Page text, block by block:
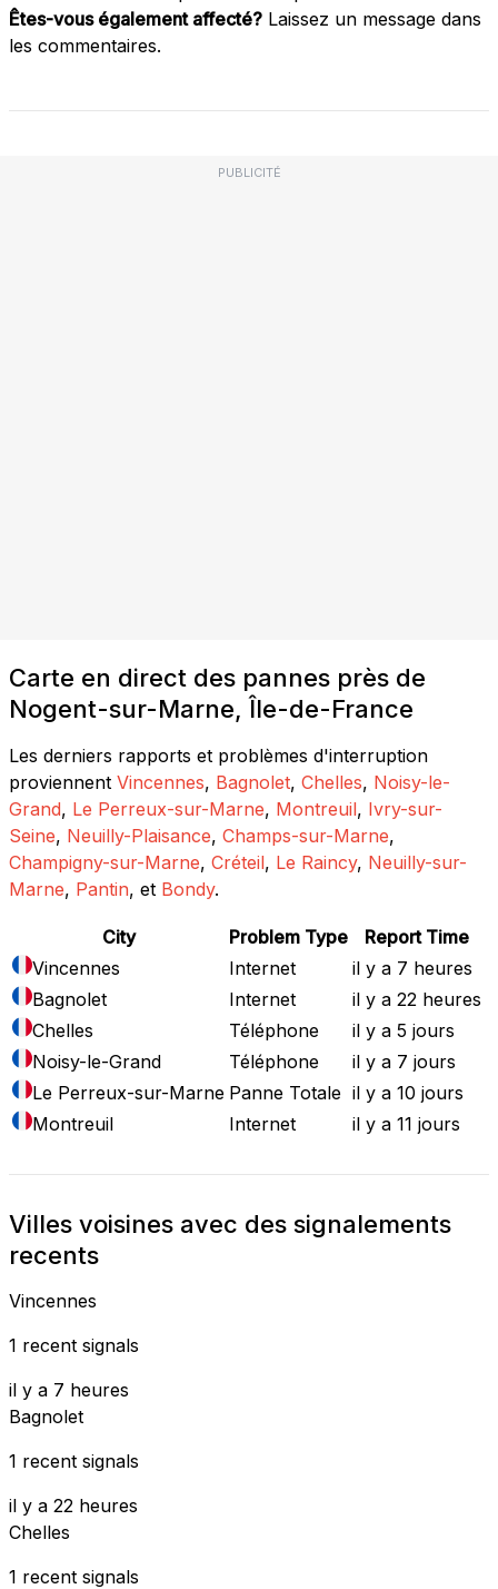
Êtes-vous également affecté? Laissez un message dans
les commentaires.
PUBLICITÉ
Carte en direct des pannes près de
Nogent-sur-Marne, Île-de-France
Les derniers rapports et problèmes d'interruption
proviennent Vincennes, Bagnolet, Chelles, Noisy-le-
Grand, Le Perreux-sur-Marne, Montreuil, Ivry-sur-
Seine, Neuilly-Plaisance, Champs-sur-Marne,
Champigny-sur-Marne, Créteil, Le Raincy, Neuilly-sur-
Marne, Pantin, et Bondy.
City Problem Type
Report Time
Vincennes
Internet
il y a 7 heures
Bagnolet
Internet
il y a 22 heures
Chelles
Téléphone
il y a 5 jours
Noisy-le-Grand
Téléphone
il y a 7 jours
Le Perreux-sur-Marne Panne Totale il y a 10 jours
Montreuil
Internet il y a 11 jours
Villes voisines avec des signalements
recents
Vincennes
1 recent signals
il y a 7 heures
Bagnolet
1 recent signals
il y a 22 heures
Chelles
1 recent signals